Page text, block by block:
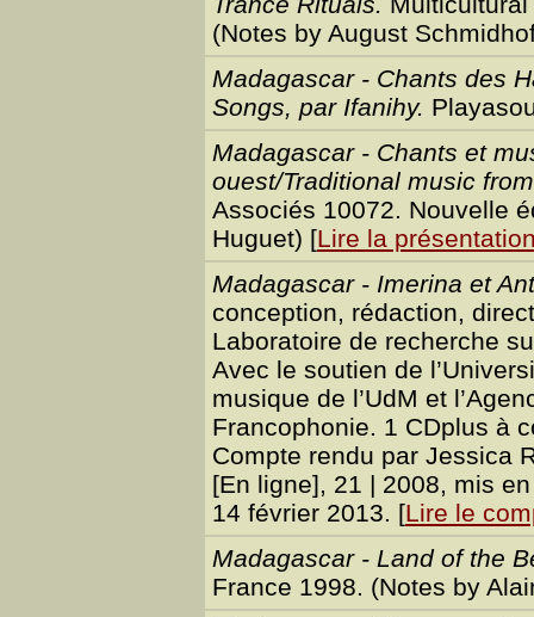
(Notes by August
Madagascar - Chants des
Songs, par Ifanihy.
Madagascar - Chants et
ouest/Traditional music
Associés 10072. Nouvelle
Huguet) [Lire la
Madagascar - Imerina et
conception, rédaction,
Laboratoire de recherche
Avec le soutien de
musique de l’UdM et
Francophonie. 1 CDplus à
Compte rendu par Jessica
[En ligne], 21 | 2008, mis
14 février 2013. [Lire le
Madagascar - Land of the
France 1998. (Notes by